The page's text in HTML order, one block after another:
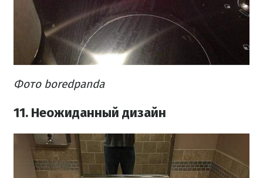
Фото boredpanda
11. Неожиданный дизайн